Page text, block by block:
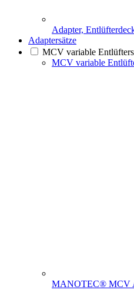
Adapter,
Adaptersätze
MCV variable
MCV variable
MANOTEC® MCV